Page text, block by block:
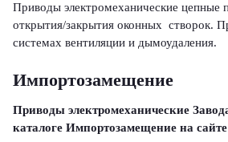
Приводы электромеханические цепные
открытия/закрытия оконных створок.
системах вентиляции и дымоудаления.
Импортозамещение
Приводы электромеханические
каталоге Импортозамещение на